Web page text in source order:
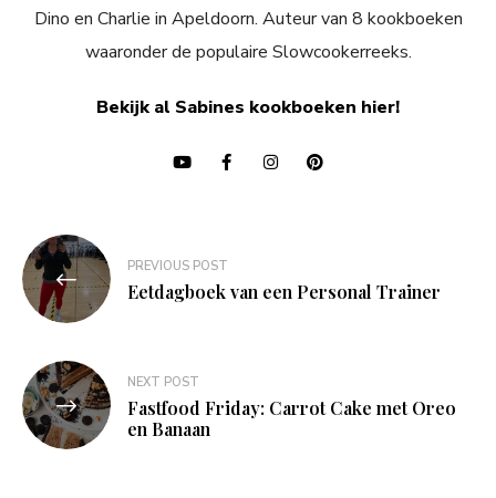
Dino en Charlie in Apeldoorn. Auteur van 8 kookboeken
waaronder de populaire Slowcookerreeks.
Bekijk al Sabines kookboeken hier!
Bericht
navigatie
PREVIOUS POST
Eetdagboek van een Personal Trainer
NEXT POST
Fastfood Friday: Carrot Cake met Oreo
en Banaan